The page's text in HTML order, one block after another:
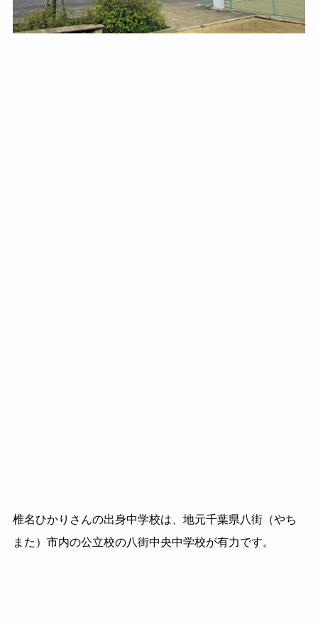
椎名ひかりさんの出身中学校は、地元千葉県八街（やち
また）市内の公立校の八街中央中学校が有力です。